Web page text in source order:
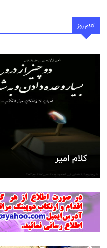
کلام روز
کلام امیر